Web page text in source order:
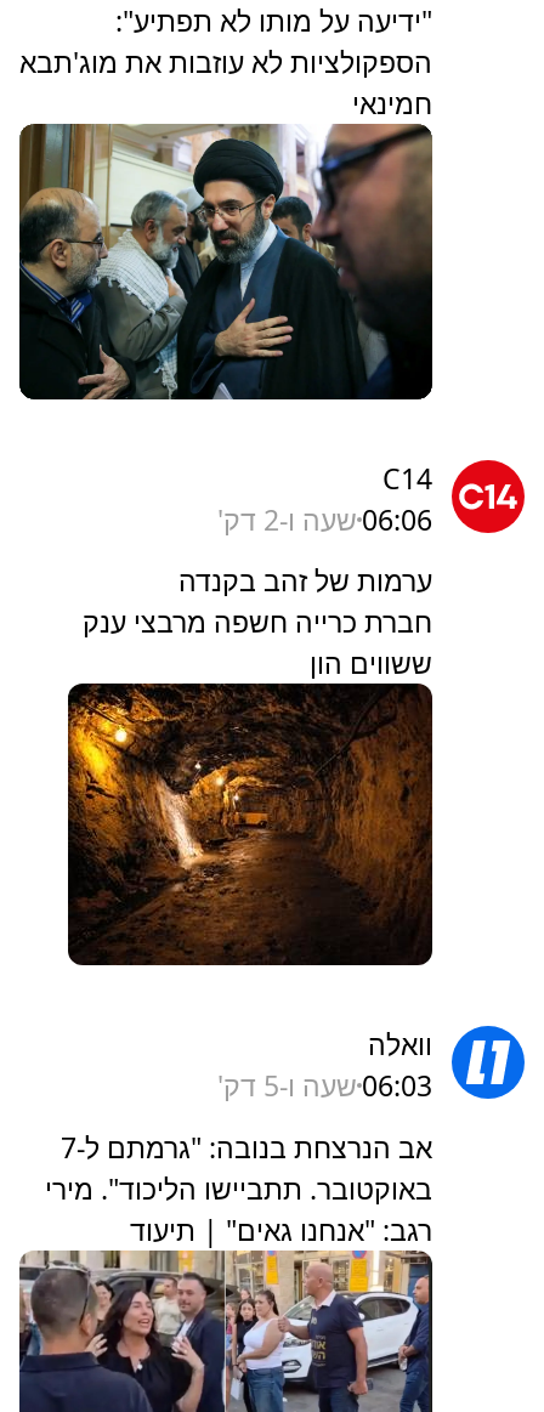
"ידיעה על מותו לא תפתיע":
הספקולציות לא עוזבות את מוג'תבא
חמינאי
C14
06:06שעה ו-2 דק'
ערמות של זהב בקנדה
חברת כרייה חשפה מרבצי ענק
ששווים הון
וואלה
06:03שעה ו-6 דק'
אב הנרצחת בנובה: "גרמתם ל-7
באוקטובר. תתביישו הליכוד". מירי
רגב: "אנחנו גאים" | תיעוד